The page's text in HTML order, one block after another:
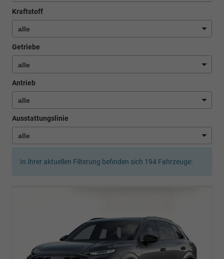
Kraftstoff
Getriebe
Antrieb
Ausstattungslinie
In Ihrer aktuellen Filterung befinden sich 194 Fahrzeuge: